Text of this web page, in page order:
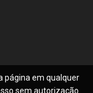
página em qualquer
sem autorização